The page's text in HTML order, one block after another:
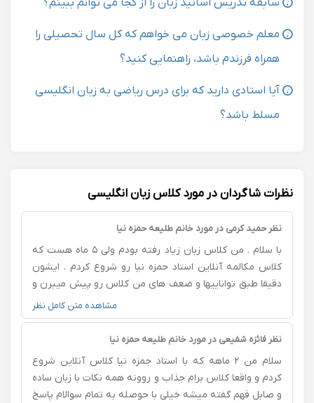
سابقه تدریس اساتید زبان را از کجا می توانم ببینم؟
معلم خصوصی زبان می خواهم که کل سال تحصیلی را
همراه فرزندم باشد، راهنمایی کنید؟
آیا استادی دارید که برای درس ریاضی به زبان انگلیسی
مسلط باشد؟
نظرات شاگردان در مورد کلاس زبان انگلیسی
نظر حمید کرمی در مورد خانم طلیعه حمزه نیا
با سلام . من کلاس زبان زیاد رفته بودم ولی ۵ ماه هست که
کلاس مکالمه آنلاین استاد حمزه نیا رو شروع کردم . ایشون
دقیقا طبق تواناییها و ضعف های من کلاس رو پیش میبرن و
مطالب رو بسیار ساده توضیح میدن.درضمن با تماشای فیلم
سرکلاس و گوش دادن پادکست ها و جلسات فری دیسکاشن
واقعا به پیشرفت من کمک کرده . من اعتمادبه‌نفس صحبت
میکنم.
مشاهده متن کامل نظر
نظر فائزه شفیعی در مورد خانم طلیعه حمزه نیا
سلام من ۲ ماهه که با استاد جمزه نیا کلاس آنلاین شروع
کردم و واقعا کلاس برام جذاب و روونه همه نکات با زبان ساده
و صابل فهم گفته میشه خیلی با حوصله به تمام سوالام پاسخ